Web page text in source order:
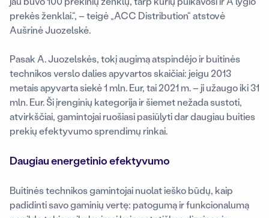
prekės ženklai.“, – teigė „ACC Distribution“ atstovė
Aušrinė Juozelskė.
Pasak A. Juozelskės, tokį augimą atspindėjo ir buitinės
technikos verslo dalies apyvartos skaičiai: jeigu 2013
metais apyvarta siekė 1 mln. Eur, tai 2021 m. – ji užaugo iki 31
mln. Eur. Ši įrenginių kategorija ir šiemet nežada sustoti,
atvirkščiai, gamintojai ruošiasi pasiūlyti dar daugiau buities
prekių efektyvumo sprendimų rinkai.
Daugiau energetinio efektyvumo
Buitinės technikos gamintojai nuolat ieško būdų, kaip
padidinti savo gaminių vertę: patogumą ir funkcionalumą